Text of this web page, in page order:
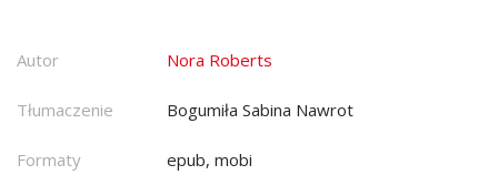
Autor Nora Roberts
Tłumaczenie Bogumiła Sabina Nawrot
Formaty epub, mobi